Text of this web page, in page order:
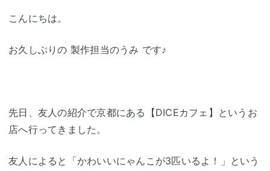
こんにちは。
お久しぶりの 製作担当のうみ です♪
先日、友人の紹介で京都にある【DICEカフェ】というお
店へ行ってきました。
友人によると「かわいいにゃんこが3匹いるよ！」という